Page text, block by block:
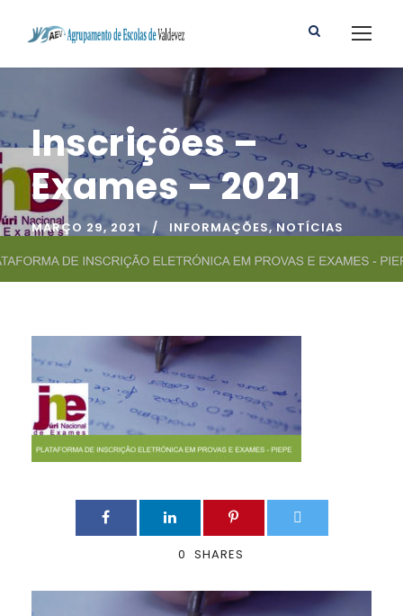
Inscrições –
Exames – 2021
MARÇO 29, 2021 INFORMAÇÕES, NOTÍCIAS
0 SHARES